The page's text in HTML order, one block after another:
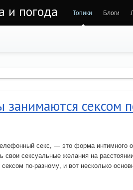
и погода Топики Блоги
сексом
секс, — это форма интимного
свои сексуальные желания на
по-разному, и вот несколько